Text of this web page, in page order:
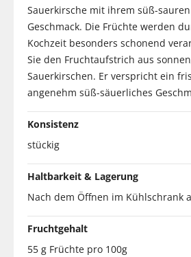
Sauerkirsche mit ihrem süß-
Geschmack. Die Früchte werden
Kochzeit besonders schonend
Sie den Fruchtaufstrich aus
Sauerkirschen. Er verspricht ein
angenehm süß-säuerliches
Konsistenz
stückig
Haltbarkeit & Lagerung
Nach dem Öffnen im Kühlschrank
Fruchtgehalt
55 g Früchte pro 100g